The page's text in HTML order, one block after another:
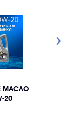
МАСЛО
20